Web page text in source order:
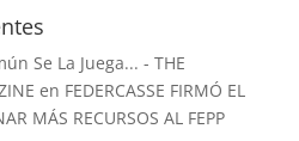
Se La Juega... - THE
en FEDERCASSE FIRMÓ EL
MÁS RECURSOS AL FEPP